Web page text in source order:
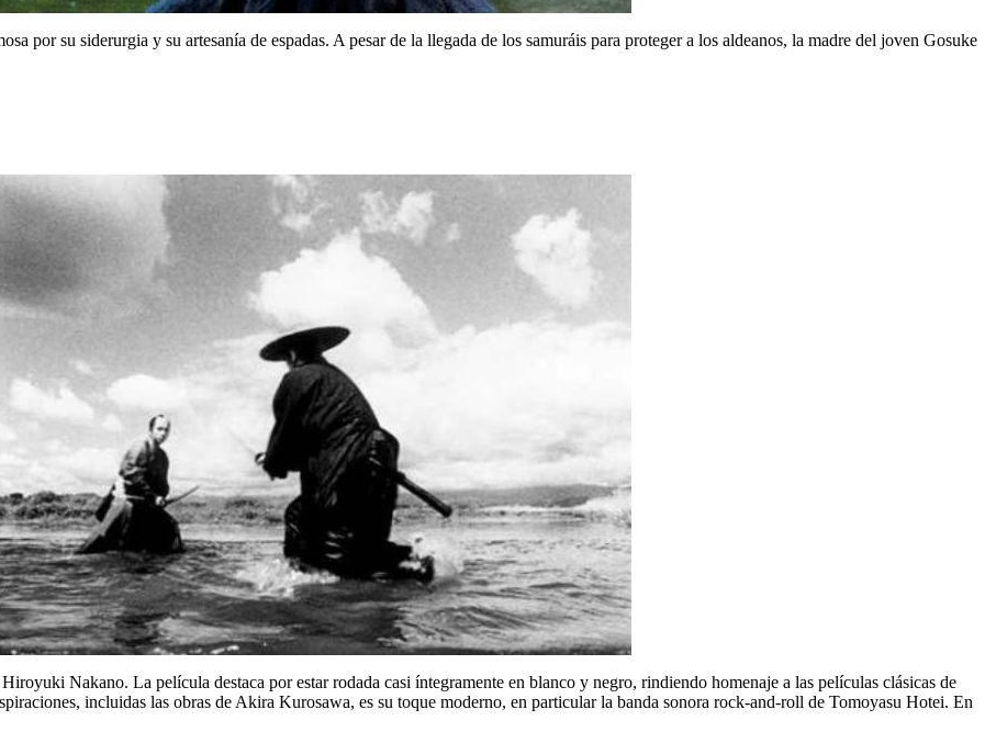
por su siderurgia y su artesanía de espadas. A pesar de la llegada de los samuráis para proteger a los aldeanos, la madre del joven Gosuke
Nakano. La película destaca por estar rodada casi íntegramente en blanco y negro, rindiendo homenaje a las películas clásicas de
incluidas las obras de Akira Kurosawa, es su toque moderno, en particular la banda sonora rock-and-roll de Tomoyasu Hotei. En